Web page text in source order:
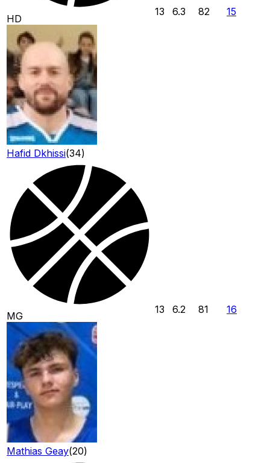
HD
Hafid Dkhissi(34)
13 6.3 82 15
MG
Mathias Geay(20)
13 6.2 81 16